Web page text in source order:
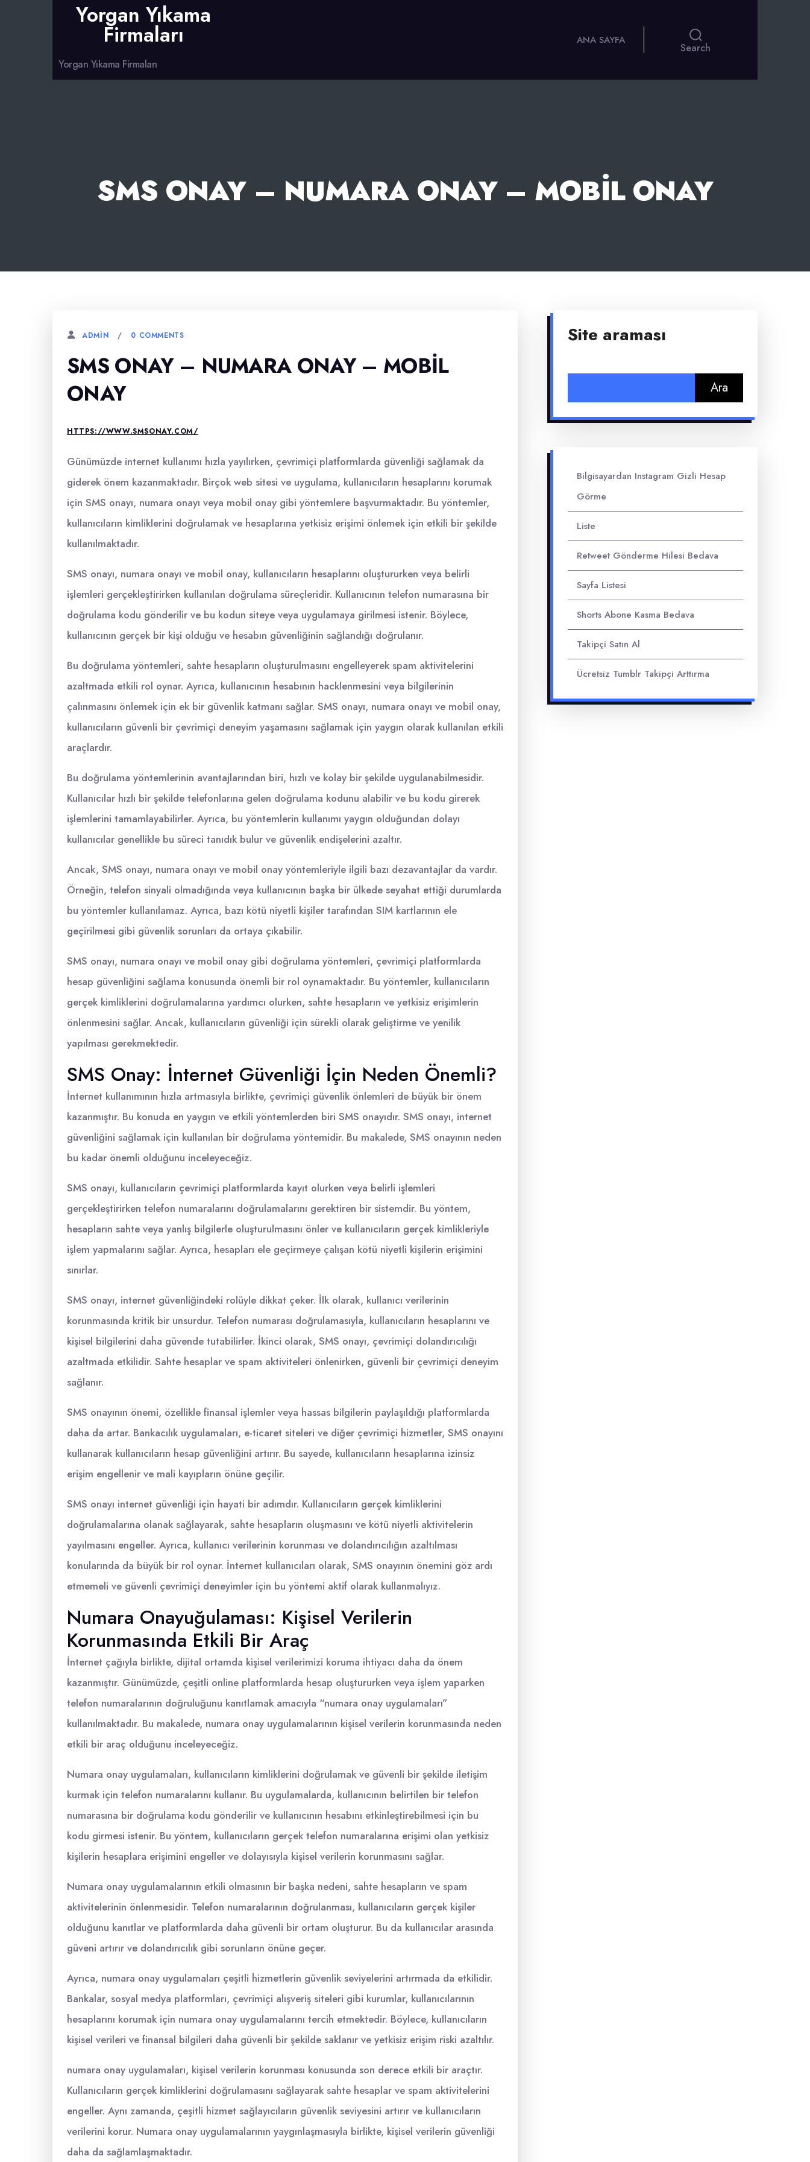
Yorgan Yıkama
Firmaları
Yorgan Yıkama Firmaları
ANA SAYFA
Search
SMS ONAY – NUMARA ONAY – MOBIL ONAY
ADMIN 0 COMMENTS
SMS ONAY – NUMARA ONAY – MOBIL
ONAY
HTTPS://WWW.SMSONAY.COM/
Günümüzde internet kullanımı hızla yayılırken, çevrimiçi platformlarda güvenliği sağlamak da
giderek önem kazanmaktadır. Birçok web sitesi ve uygulama, kullanıcıların hesaplarını korumak
için SMS onayı, numara onayı veya mobil onay gibi yöntemlere başvurmaktadır. Bu yöntemler,
kullanıcıların kimliklerini doğrulamak ve hesaplarına yetkisiz erişimi önlemek için etkili bir şekilde
kullanılmaktadır.
SMS onayı, numara onayı ve mobil onay, kullanıcıların hesaplarını oluştururken veya belirli
işlemleri gerçekleştirirken kullanılan doğrulama süreçleridir. Kullanıcının telefon numarasına bir
doğrulama kodu gönderilir ve bu kodun siteye veya uygulamaya girilmesi istenir. Böylece,
kullanıcının gerçek bir kişi olduğu ve hesabın güvenliğinin sağlandığı doğrulanır.
Bu doğrulama yöntemleri, sahte hesapların oluşturulmasını engelleyerek spam aktivitelerini
azaltmada etkili rol oynar. Ayrıca, kullanıcının hesabının hacklenmesini veya bilgilerinin
çalınmasını önlemek için ek bir güvenlik katmanı sağlar. SMS onayı, numara onayı ve mobil onay,
kullanıcıların güvenli bir çevrimiçi deneyim yaşamasını sağlamak için yaygın olarak kullanılan etkili
araçlardır.
Bu doğrulama yöntemlerinin avantajlarından biri, hızlı ve kolay bir şekilde uygulanabilmesidir.
Kullanıcılar hızlı bir şekilde telefonlarına gelen doğrulama kodunu alabilir ve bu kodu girerek
işlemlerini tamamlayabilirler. Ayrıca, bu yöntemlerin kullanımı yaygın olduğundan dolayı
kullanıcılar genellikle bu süreci tanıdık bulur ve güvenlik endişelerini azaltır.
Ancak, SMS onayı, numara onayı ve mobil onay yöntemleriyle ilgili bazı dezavantajlar da vardır.
Örneğin, telefon sinyali olmadığında veya kullanıcının başka bir ülkede seyahat ettiği durumlarda
bu yöntemler kullanılamaz. Ayrıca, bazı kötü niyetli kişiler tarafından SIM kartlarının ele
geçirilmesi gibi güvenlik sorunları da ortaya çıkabilir.
SMS onayı, numara onayı ve mobil onay gibi doğrulama yöntemleri, çevrimiçi platformlarda
hesap güvenliğini sağlama konusunda önemli bir rol oynamaktadır. Bu yöntemler, kullanıcıların
gerçek kimliklerini doğrulamalarına yardımcı olurken, sahte hesapların ve yetkisiz erişimlerin
önlenmesini sağlar. Ancak, kullanıcıların güvenliği için sürekli olarak geliştirme ve yenilik
yapılması gerekmektedir.
SMS Onay: İnternet Güvenliği İçin Neden Önemli?
İnternet kullanımının hızla artmasıyla birlikte, çevrimiçi güvenlik önlemleri de büyük bir önem
kazanmıştır. Bu konuda en yaygın ve etkili yöntemlerden biri SMS onayıdır. SMS onayı, internet
güvenliğini sağlamak için kullanılan bir doğrulama yöntemidir. Bu makalede, SMS onayının neden
bu kadar önemli olduğunu inceleyeceğiz.
SMS onayı, kullanıcıların çevrimiçi platformlarda kayıt olurken veya belirli işlemleri
gerçekleştirirken telefon numaralarını doğrulamalarını gerektiren bir sistemdir. Bu yöntem,
hesapların sahte veya yanlış bilgilerle oluşturulmasını önler ve kullanıcıların gerçek kimlikleriyle
işlem yapmalarını sağlar. Ayrıca, hesapları ele geçirmeye çalışan kötü niyetli kişilerin erişimini
sınırlar.
SMS onayı, internet güvenliğindeki rolüyle dikkat çeker. İlk olarak, kullanıcı verilerinin
korunmasında kritik bir unsurdur. Telefon numarası doğrulamasıyla, kullanıcıların hesaplarını ve
kişisel bilgilerini daha güvende tutabilirler. İkinci olarak, SMS onayı, çevrimiçi dolandırıcılığı
azaltmada etkilidir. Sahte hesaplar ve spam aktiviteleri önlenirken, güvenli bir çevrimiçi deneyim
sağlanır.
SMS onayının önemi, özellikle finansal işlemler veya hassas bilgilerin paylaşıldığı platformlarda
daha da artar. Bankacılık uygulamaları, e-ticaret siteleri ve diğer çevrimiçi hizmetler, SMS onayını
kullanarak kullanıcıların hesap güvenliğini artırır. Bu sayede, kullanıcıların hesaplarına izinsiz
erişim engellenir ve mali kayıpların önüne geçilir.
SMS onayı internet güvenliği için hayati bir adımdır. Kullanıcıların gerçek kimliklerini
doğrulamalarına olanak sağlayarak, sahte hesapların oluşmasını ve kötü niyetli aktivitelerin
yayılmasını engeller. Ayrıca, kullanıcı verilerinin korunması ve dolandırıcılığın azaltılması
konularında da büyük bir rol oynar. İnternet kullanıcıları olarak, SMS onayının önemini göz ardı
etmemeli ve güvenli çevrimiçi deneyimler için bu yöntemi aktif olarak kullanmalıyız.
Numara Onayuğulaması: Kişisel Verilerin
Korunmasında Etkili Bir Araç
İnternet çağıyla birlikte, dijital ortamda kişisel verilerimizi koruma ihtiyacı daha da önem
kazanmıştır. Günümüzde, çeşitli online platformlarda hesap oluştururken veya işlem yaparken
telefon numaralarının doğruluğunu kanıtlamak amacıyla “numara onay uygulamaları”
kullanılmaktadır. Bu makalede, numara onay uygulamalarının kişisel verilerin korunmasında neden
etkili bir araç olduğunu inceleyeceğiz.
Numara onay uygulamaları, kullanıcıların kimliklerini doğrulamak ve güvenli bir şekilde iletişim
kurmak için telefon numaralarını kullanır. Bu uygulamalarda, kullanıcının belirtilen bir telefon
numarasına bir doğrulama kodu gönderilir ve kullanıcının hesabını etkinleştirebilmesi için bu
kodu girmesi istenir. Bu yöntem, kullanıcıların gerçek telefon numaralarına erişimi olan yetkisiz
kişilerin hesaplara erişimini engeller ve dolayısıyla kişisel verilerin korunmasını sağlar.
Numara onay uygulamalarının etkili olmasının bir başka nedeni, sahte hesapların ve spam
aktivitelerinin önlenmesidir. Telefon numaralarının doğrulanması, kullanıcıların gerçek kişiler
olduğunu kanıtlar ve platformlarda daha güvenli bir ortam oluşturur. Bu da kullanıcılar arasında
güveni artırır ve dolandırıcılık gibi sorunların önüne geçer.
Ayrıca, numara onay uygulamaları çeşitli hizmetlerin güvenlik seviyelerini artırmada da etkilidir.
Bankalar, sosyal medya platformları, çevrimiçi alışveriş siteleri gibi kurumlar, kullanıcılarının
hesaplarını korumak için numara onay uygulamalarını tercih etmektedir. Böylece, kullanıcıların
kişisel verileri ve finansal bilgileri daha güvenli bir şekilde saklanır ve yetkisiz erişim riski azaltılır.
numara onay uygulamaları, kişisel verilerin korunması konusunda son derece etkili bir araçtır.
Kullanıcıların gerçek kimliklerini doğrulamasını sağlayarak sahte hesaplar ve spam aktivitelerini
engeller. Aynı zamanda, çeşitli hizmet sağlayıcıların güvenlik seviyesini artırır ve kullanıcıların
verilerini korur. Numara onay uygulamalarının yaygınlaşmasıyla birlikte, kişisel verilerin güvenliği
daha da sağlamlaşmaktadır.
Site araması
Bilgisayardan Instagram Gizli Hesap
Görme
Liste
Retweet Gönderme Hilesi Bedava
Sayfa Listesi
Shorts Abone Kasma Bedava
Takipçi Satın Al
Ücretsiz Tumblr Takipçi Arttırma